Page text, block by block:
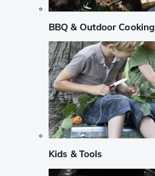
BBQ & Outdoor Cooking
Kids & Tools